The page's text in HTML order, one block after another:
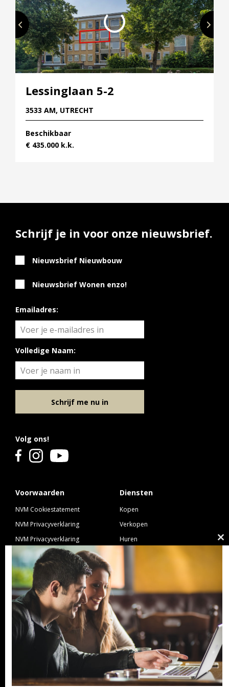
terrasje of een van de vele restaurants.
Perfect gelegen
Rijnvliet ligt zeer centraal in Nederland, waardoor
alle grote steden heel goed bereikbaar zijn. In een
paar minuten zit je op de A2 en de A12 naar
Amsterdam, Den Bosch, Arnhem of Rotterdam/Den
Haag!
Lessinglaan 5-2
3533 AM, UTRECHT
Beschikbaar
€ 435.000 k.k.
Voorwaarden
NVM Cookiestatement
NVM Privacyverklaring
NVM Privacyverklaring
Nieuwbouw
NVM Voorwaarden Consument
NVM Voorwaarden
Professionele Opdrachtgevers
Diensten
Kopen
Verkopen
Huren
Hypotheek
Verzekeren
Links
Ibiza Real Estate BDK
NieuwWonenUtrecht
Volg ons!
Schrijf je in voor onze nieuwsbrief.
Nieuwsbrief Nieuwbouw
Nieuwsbrief Wonen enzo!
Emailadres:
Volledige Naam:
Schrijf me nu in